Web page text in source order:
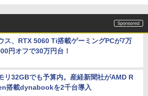
ス、RTX 5060 Ti搭載ゲーミングPCが7万
円オフで30万円台！
リ32GBでも予算内。産経新聞社がAMD R
搭載dynabookを2千台導入